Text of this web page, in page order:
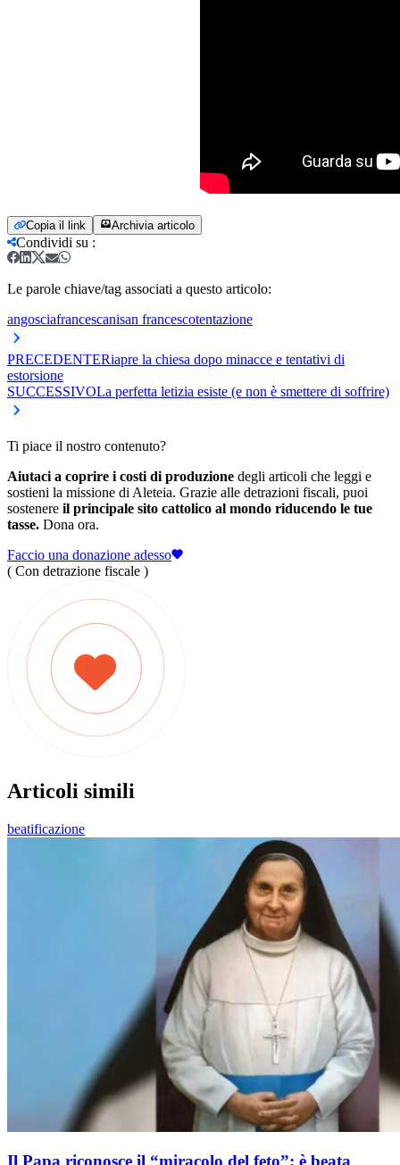
Copia il link Archivia articolo
Condividi su :
Le parole chiave/tag associati a questo articolo:
angosciafrancescanisan francescotentazione
PRECEDENTERiapre la chiesa dopo minacce e tentativi di
estorsione
SUCCESSIVOLa perfetta letizia esiste (e non è smettere di soffrire)
Ti piace il nostro contenuto?
Aiutaci a coprire i costi di produzione degli articoli che leggi e
sostieni la missione di Aleteia. Grazie alle detrazioni fiscali, puoi
sostenere il principale sito cattolico al mondo riducendo le tue
tasse. Dona ora.
Faccio una donazione adesso
( Con detrazione fiscale )
Articoli simili
beatificazione